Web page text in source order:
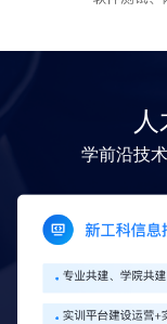
学前沿技